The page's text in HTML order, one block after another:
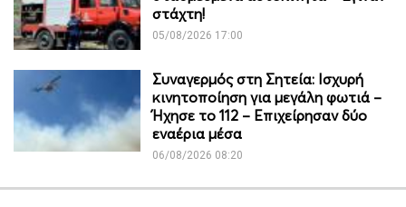
στάχτη!
05/08/2026 17:00
Συναγερμός στη Σητεία: Ισχυρή
κινητοποίηση για μεγάλη φωτιά –
Ήχησε το 112 – Επιχείρησαν δύο
εναέρια μέσα
06/08/2026 08:20